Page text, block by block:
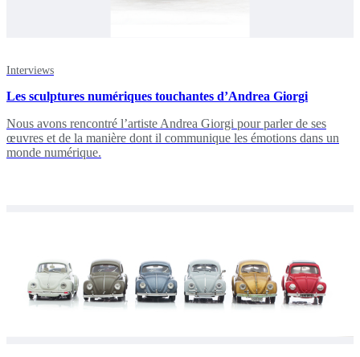
Interviews
Les sculptures numériques touchantes d’Andrea Giorgi
Nous avons rencontré l’artiste Andrea Giorgi pour parler de ses
œuvres et de la manière dont il communique les émotions dans un
monde numérique.